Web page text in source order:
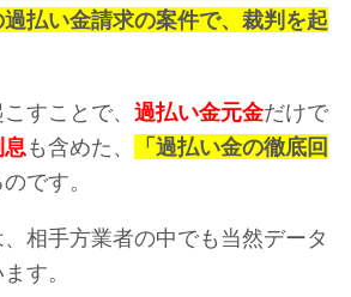
払い金請求の案件で、裁判を起
すことで、 過払い金元金だけで
も含めた、 「過払い金の徹底回
です。
相手方業者の中でも当然データ
す。